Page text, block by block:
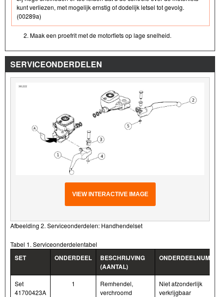
kunt verliezen, met mogelijk ernstig of dodelijk letsel tot gevolg.
(00289a)
Maak een proefrit met de motorfiets op lage snelheid.
SERVICEONDERDELEN
VIEW INTERACTIVE IMAGE
Afbeelding 2. Serviceonderdelen: Handhendelset
Tabel 1. Serviceonderdelentabel
SET ONDERDEEL
BESCHRIJVING
(AANTAL)
Set
41700423A
1
Remhendel,
verchroomd
Niet afzonderlijk
verkrijgbaar